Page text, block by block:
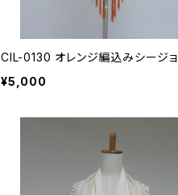
CIL-0130 オレンジ編込みシージョ
¥5,000